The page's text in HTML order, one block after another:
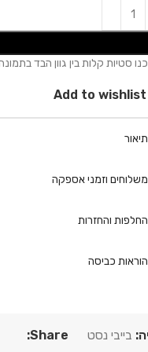
Add to wishlist
תיאור
משלוחים וזמני אספקה
החלפות והחזרות
הוראות כביסה
בייבי נסט Share: